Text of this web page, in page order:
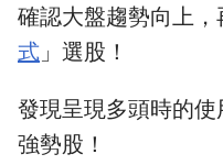
確認大盤趨勢向上，
式 」選股！
發現呈現多頭時的
強勢股！